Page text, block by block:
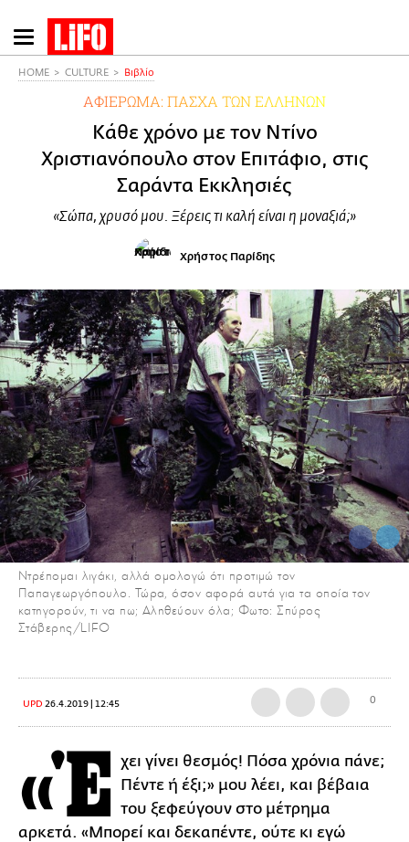
Παράκαμψη
προς
HOME CULTURE Βιβλίο
ΑΦΙΕΡΩΜΑ: ΠΑΣΧΑ ΤΩΝ ΕΛΛΗΝΩΝ
Κάθε χρόνο με τον Ντίνο
Χριστιανόπουλο στον Επιτάφιο, στις
Σαράντα Εκκλησιές
«Σώπα, χρυσό μου. Ξέρεις τι καλή είναι η μοναξιά;»
Χρήστος Παρίδης
Ντρέπομαι λιγάκι, αλλά ομολογώ ότι προτιμώ τον
Παπαγεωργόπουλο. Τώρα, όσον αφορά αυτά για τα οποία τον
κατηγορούν, τι να πω; Αληθεύουν όλα; Φωτο: Σπύρος
Στάβερης/LIFO
UPD 26.4.2019 | 12:45 0
«Έ χει γίνει θεσμός! Πόσα χρόνια πάνε;
Πέντε ή έξι;» μου λέει, και βέβαια
του ξεφεύγουν στο μέτρημα
αρκετά. «Μπορεί και δεκαπέντε, ούτε κι εγώ